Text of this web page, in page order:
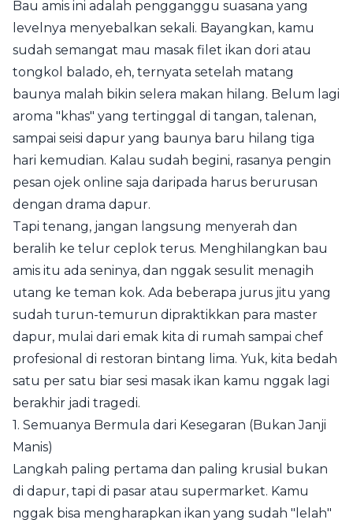
Bau amis ini adalah pengganggu suasana yang
levelnya menyebalkan sekali. Bayangkan, kamu
sudah semangat mau masak filet ikan dori atau
tongkol balado, eh, ternyata setelah matang
baunya malah bikin selera makan hilang. Belum lagi
aroma "khas" yang tertinggal di tangan, talenan,
sampai seisi dapur yang baunya baru hilang tiga
hari kemudian. Kalau sudah begini, rasanya pengin
pesan ojek online saja daripada harus berurusan
dengan drama dapur.
Tapi tenang, jangan langsung menyerah dan
beralih ke telur ceplok terus. Menghilangkan bau
amis itu ada seninya, dan nggak sesulit menagih
utang ke teman kok. Ada beberapa jurus jitu yang
sudah turun-temurun dipraktikkan para master
dapur, mulai dari emak kita di rumah sampai chef
profesional di restoran bintang lima. Yuk, kita bedah
satu per satu biar sesi masak ikan kamu nggak lagi
berakhir jadi tragedi.
1. Semuanya Bermula dari Kesegaran (Bukan Janji
Manis)
Langkah paling pertama dan paling krusial bukan
di dapur, tapi di pasar atau supermarket. Kamu
nggak bisa mengharapkan ikan yang sudah "lelah"